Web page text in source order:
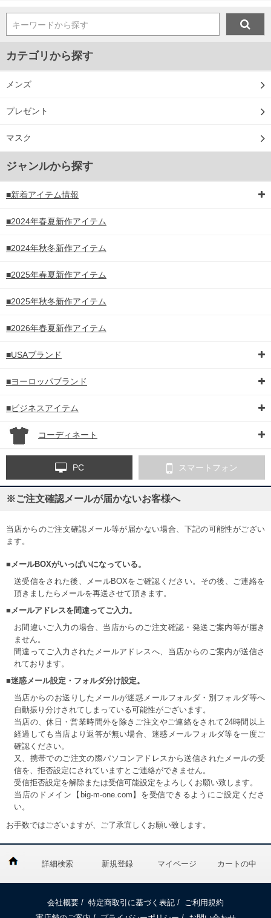
キーワードから探す
カテゴリから探す
メンズ
プレゼント
マスク
ジャンルから探す
■新着アイテム情報
■2024年春夏新作アイテム
■2024年秋冬新作アイテム
■2025年春夏新作アイテム
■2025年秋冬新作アイテム
■2026年春夏新作アイテム
■USAブランド
■ヨーロッパブランド
■ビジネスアイテム
コーディネート
PC スマートフォン
※ご注文確認メールが届かないお客様へ
当店からのご注文確認メール等が届かない場合、下記の可能性がござい
ます。
■メールBOXがいっぱいになっている。
送受信をされた後、メールBOXをご確認ください。その後、ご連絡を
頂きましたらメールを再送させて頂きます。
■メールアドレスを間違ってご入力。
お間違いご入力の場合、当店からのご注文確認・発送ご案内等が届き
ません。
間違ってご入力されたメールアドレスへ、当店からのご案内が送信さ
れております。
■迷惑メール設定・フォルダ分け設定。
当店からのお送りしたメールが迷惑メールフォルダ・別フォルダ等へ
自動振り分けされてしまっている可能性がございます。
当店の、休日・営業時間外を除きご注文やご連絡をされて24時間以上
経過しても当店より返答が無い場合、迷惑メールフォルダ等を一度ご
確認ください。
又、携帯でのご注文の際パソコンアドレスから送信されたメールの受
信を、拒否設定にされていますとご連絡ができません。
受信拒否設定を解除または受信可能設定をよろしくお願い致します。
当店のドメイン【big-m-one.com】を受信できるようにご設定くださ
い。
お手数ではございますが、ご了承宜しくお願い致します。
詳細検索 新規登録 マイページ カートの中
会社概要 / 特定商取引に基づく表記 / ご利用規約